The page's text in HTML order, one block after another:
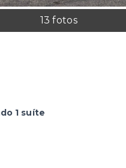
13 fotos
1 suíte